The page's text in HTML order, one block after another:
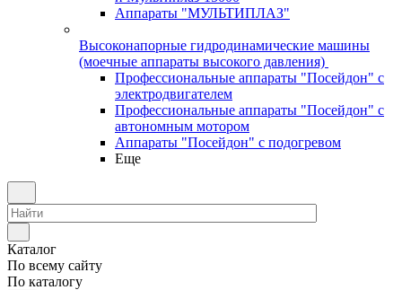
Аппараты "МУЛЬТИПЛАЗ"
Высоконапорные гидродинамические машины
(моечные аппараты высокого давления)
Профессиональные аппараты "Посейдон" с
электродвигателем
Профессиональные аппараты "Посейдон" с
автономным мотором
Аппараты "Посейдон" с подогревом
Еще
Каталог
По всему сайту
По каталогу